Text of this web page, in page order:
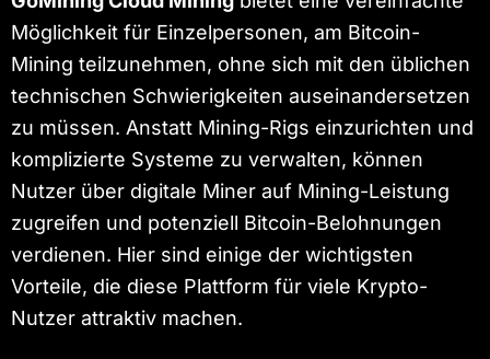
Möglichkeit für Einzelpersonen, am Bitcoin-
Mining teilzunehmen, ohne sich mit den üblichen
technischen Schwierigkeiten auseinandersetzen
zu müssen. Anstatt Mining-Rigs einzurichten und
komplizierte Systeme zu verwalten, können
Nutzer über digitale Miner auf Mining-Leistung
zugreifen und potenziell Bitcoin-Belohnungen
verdienen. Hier sind einige der wichtigsten
Vorteile, die diese Plattform für viele Krypto-
Nutzer attraktiv machen.